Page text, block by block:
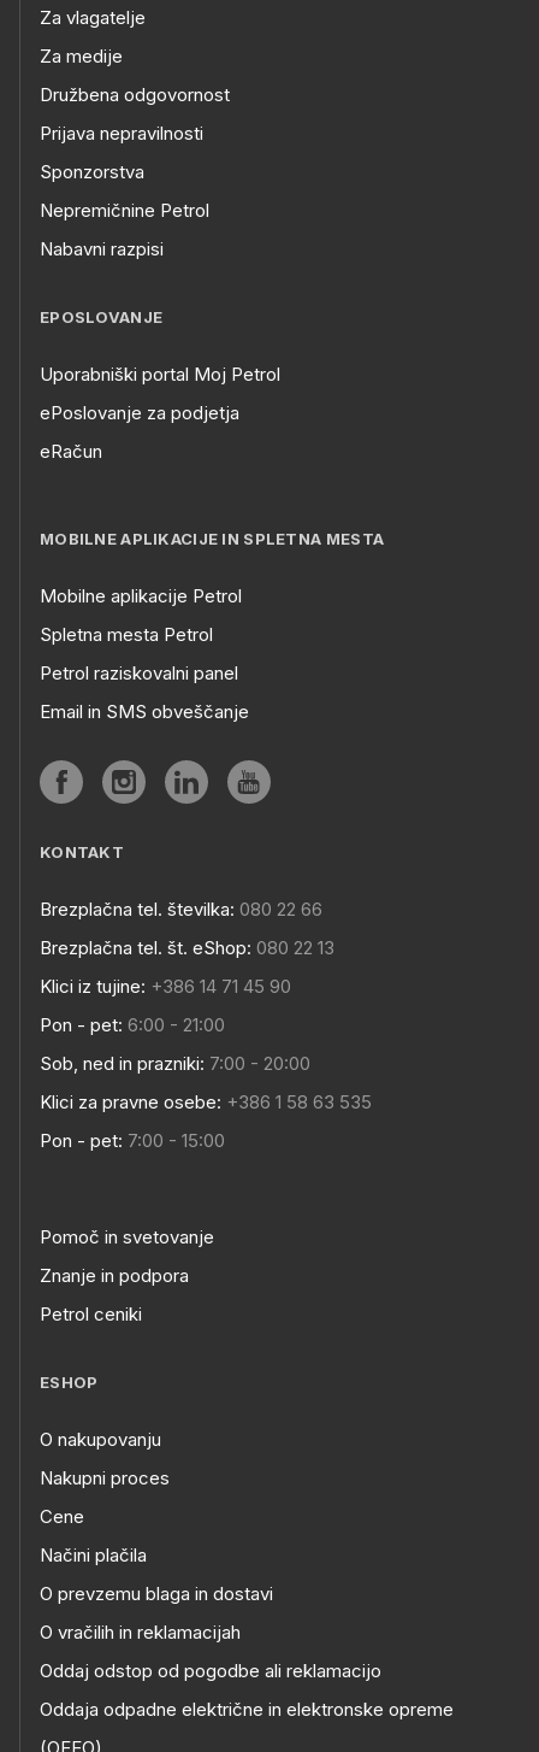
Za vlagatelje
Za medije
Družbena odgovornost
Prijava nepravilnosti
Sponzorstva
Nepremičnine Petrol
Nabavni razpisi
EPOSLOVANJE
Uporabniški portal Moj Petrol
ePoslovanje za podjetja
eRačun
MOBILNE APLIKACIJE IN SPLETNA MESTA
Mobilne aplikacije Petrol
Spletna mesta Petrol
Petrol raziskovalni panel
Email in SMS obveščanje
KONTAKT
Brezplačna tel. številka: 080 22 66
Brezplačna tel. št. eShop: 080 22 13
Klici iz tujine: +386 14 71 45 90
Pon - pet: 6:00 - 21:00
Sob, ned in prazniki: 7:00 - 20:00
Klici za pravne osebe: +386 1 58 63 535
Pon - pet: 7:00 - 15:00
Pomoč in svetovanje
Znanje in podpora
Petrol ceniki
ESHOP
O nakupovanju
Nakupni proces
Cene
Načini plačila
O prevzemu blaga in dostavi
O vračilih in reklamacijah
Oddaj odstop od pogodbe ali reklamacijo
Oddaja odpadne električne in elektronske opreme